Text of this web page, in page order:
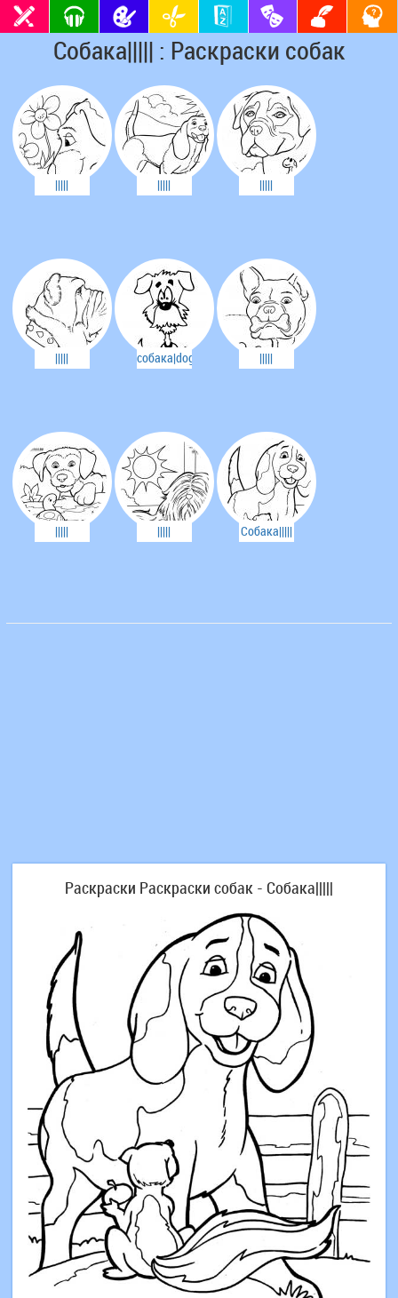
Собака||||| : Раскраски собак
||||| ||||| |||||
||||| собака|dog||chiens|| |||||
||||| ||||| Собака|||||
Раскраски Раскраски собак - Собака|||||